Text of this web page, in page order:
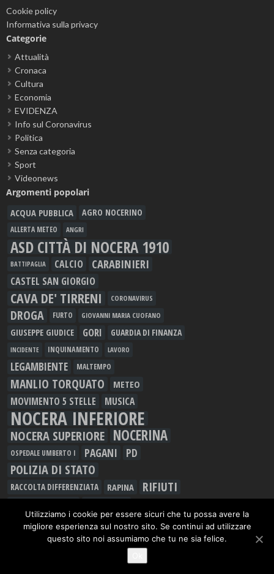
Cookie policy
Informativa sulla privacy
Categorie
Attualità
Cronaca
Cultura
Economia
EVIDENZA
Info sul Coronavirus
Politica
Senza categoria
Sport
Videonews
Argomenti popolari
ACQUA PUBBLICA AGRO NOCERINO
ALLERTA METEO ANGRI
ASD CITTÀ DI NOCERA 1910
BATTIPAGLIA CALCIO CARABINIERI
CASTEL SAN GIORGIO
CAVA DE' TIRRENI CORONAVIRUS
DROGA FURTO GIOVANNI MARIA CUOFANO
GIUSEPPE GIUDICE GORI GUARDIA DI FINANZA
INCIDENTE INQUINAMENTO LAVORO
LEGAMBIENTE MALTEMPO
MANLIO TORQUATO METEO
MOVIMENTO 5 STELLE MUSICA
NOCERA INFERIORE
NOCERA SUPERIORE NOCERINA
OSPEDALE UMBERTO I PAGANI PD
POLIZIA DI STATO
RACCOLTA DIFFERENZIATA RAPINA RIFIUTI
SALERNO
SAN MARZANO SUL SARNO SARNO SCUOLA
TRASPORTI TRUFFE
Utilizziamo i cookie per essere sicuri che tu possa avere la
migliore esperienza sul nostro sito. Se continui ad utilizzare
questo sito noi assumiamo che tu ne sia felice.